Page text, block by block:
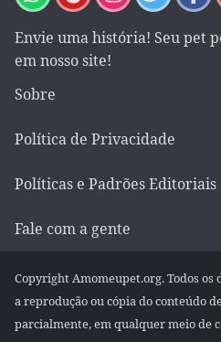
Envie uma história! Seu pet
em nosso site!
Sobre
Política de Privacidade
Políticas e Padrões Editoriais
Fale com a gente
Copyright Amomeupet.org. Todos
a reprodução ou cópia do conteúdo
parcialmente, em qualquer meio de